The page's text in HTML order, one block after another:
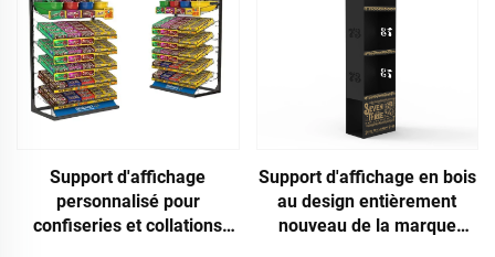
commerciaux
Support d'affichage
personnalisé pour
confiseries et collations
Support d'affichage en bois
au design entièrement
nouveau de la marque